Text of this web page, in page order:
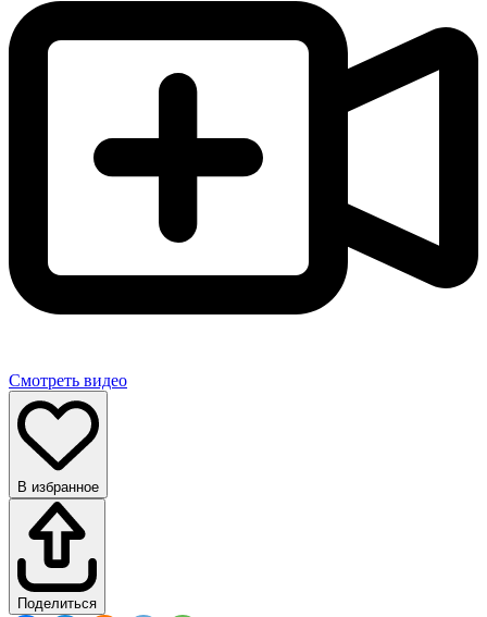
Смотреть видео
В избранное
Поделиться